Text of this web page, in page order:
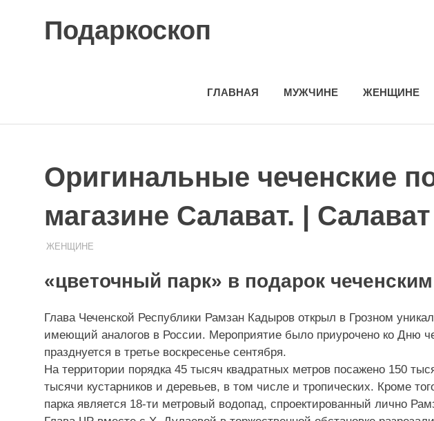
Подаркоскоп
ГЛАВНАЯ МУЖЧИНЕ ЖЕНЩИНЕ
Оригинальные чеченские
магазине Салават. | Салават
08.08.2020
ПОДАРЧЕК
ЖЕНЩИНЕ
«цветочный парк» в подарок
Глава Чеченской Республики Рамзан Кадыров открыл в Грозном
имеющий аналогов в России. Мероприятие было приурочено ко Дню
празднуется в третье воскресенье сентября.
На территории порядка 45 тысяч квадратных метров посажено 150
тысячи кустарников и деревьев, в том числе и тропических. Кроме
парка является 18-ти метровый водопад, спроектированный лично